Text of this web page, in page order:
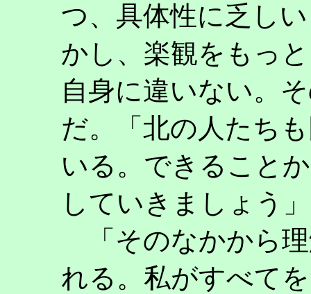
つ、具体性に乏し
かし、楽観をもっ
自身に違いない。
だ。「北の人たち
いる。できること
していきましょう
「そのなかから
れる。私がすべて